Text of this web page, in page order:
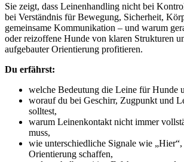
Sie zeigt, dass Leinenhandling nicht bei
bei Verständnis für Bewegung, Sicherheit,
gemeinsame Kommunikation – und warum
oder reizoffene Hunde von klaren Strukturen
aufgebauter Orientierung profitieren.
Du erfährst:
welche Bedeutung die Leine für Hunde
worauf du bei Geschirr, Zugpunkt und
solltest,
warum Leinenkontakt nicht immer
muss,
wie unterschiedliche Signale wie
Orientierung schaffen,